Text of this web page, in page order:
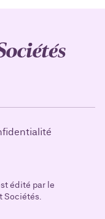
édité par le
Sociétés.